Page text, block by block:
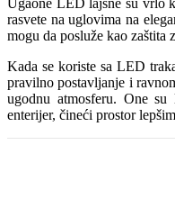
rasvete na uglovima na
mogu da posluže kao zaštita
Kada se koriste sa LED
pravilno postavljanje i
ugodnu atmosferu. One
enterijer, čineći prostor